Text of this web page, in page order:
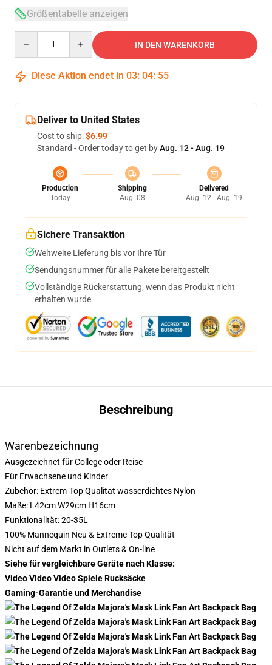
Größentabelle anzeigen
IN DEN WARENKORB
Diese Aktion endet in 03: 04: 54
Deliver to United States
Cost to ship:$6.99
Standard - Order today to get byAug. 12 - Aug. 19
Production
Today
Shipping
Aug. 08
Delivered
Aug. 12 - Aug. 19
Sichere Transaktion
Weltweite Lieferung bis vor Ihre Tür
Sendungsnummer für alle Pakete bereitgestellt
Vollständige Rückerstattung, wenn das Produkt nicht
erhalten wurde
Beschreibung
Warenbezeichnung
Ausgezeichnet für College oder Reise
Für Erwachsene und Kinder
Zubehör: Extrem-Top Qualität wasserdichtes Nylon
Maße: L42cm W29cm H16cm
Funktionalität: 20-35L
100% Mannequin Neu & Extreme Top Qualität
Nicht auf dem Markt in Outlets & On-line
Siehe für vergleichbare Geräte nach Klasse:
Video Video Video Spiele Rucksäcke
Gaming-Garantie und Merchandise